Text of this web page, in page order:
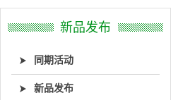
新品发布
同期活动
新品发布